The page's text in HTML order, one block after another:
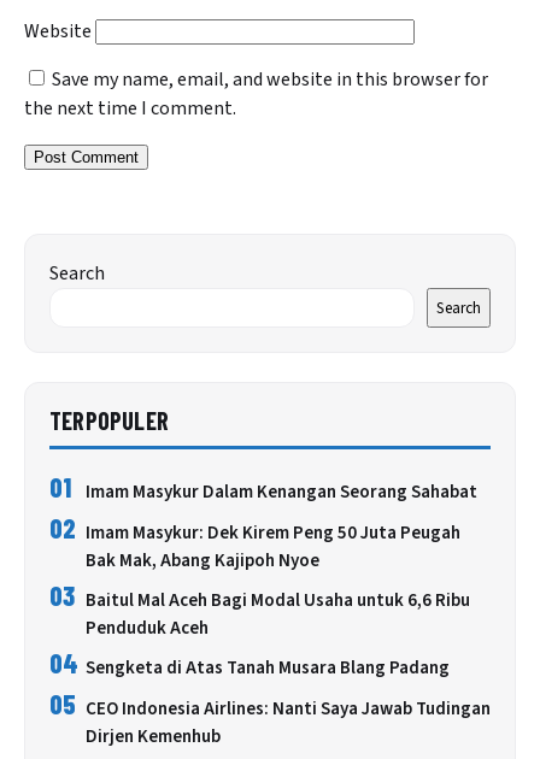
Website
Save my name, email, and website in this browser for
the next time I comment.
Search
Search
TERPOPULER
01 Imam Masykur Dalam Kenangan Seorang Sahabat
02 Imam Masykur: Dek Kirem Peng 50 Juta Peugah
Bak Mak, Abang Kajipoh Nyoe
03 Baitul Mal Aceh Bagi Modal Usaha untuk 6,6 Ribu
Penduduk Aceh
04 Sengketa di Atas Tanah Musara Blang Padang
05 CEO Indonesia Airlines: Nanti Saya Jawab Tudingan
Dirjen Kemenhub